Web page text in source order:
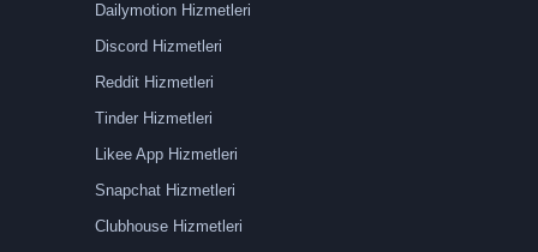
Dailymotion Hizmetleri
Discord Hizmetleri
Reddit Hizmetleri
Tinder Hizmetleri
Likee App Hizmetleri
Snapchat Hizmetleri
Clubhouse Hizmetleri